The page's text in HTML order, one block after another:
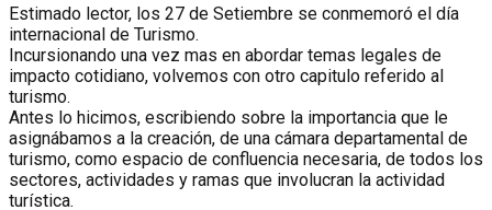
Estimado lector, los 27 de Setiembre se conmemoró el día
internacional de Turismo.
Incursionando una vez mas en abordar temas legales de
impacto cotidiano, volvemos con otro capitulo referido al
turismo.
Antes lo hicimos, escribiendo sobre la importancia que le
asignábamos a la creación, de una cámara departamental de
turismo, como espacio de confluencia necesaria, de todos los
sectores, actividades y ramas que involucran la actividad
turística.